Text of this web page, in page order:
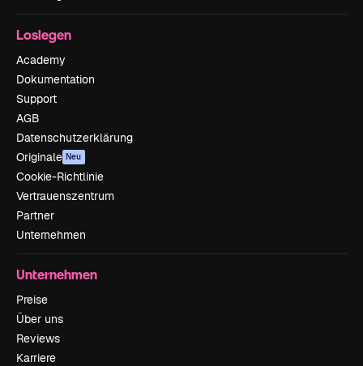
Loslegen
Academy
Dokumentation
Support
AGB
Datenschutzerklärung
Originale Neu
Cookie-Richtlinie
Vertrauenszentrum
Partner
Unternehmen
Unternehmen
Preise
Über uns
Reviews
Karriere